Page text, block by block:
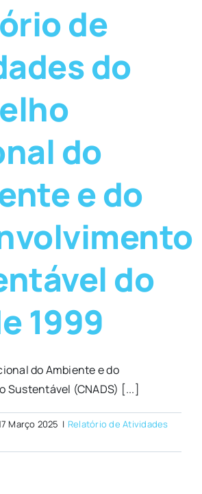
de
do
do
e do
do
1999
do Ambiente e do
Sustentável (CNADS) [...]
Março 2025 | Relatório de Atividades